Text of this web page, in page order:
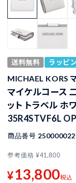
送料無料 ラッピ
MICHAEL KORS
マイケルコース
ット トラベル ホ
35R4STVF6L
商品番号
参考価格 ¥41,800
¥13,800税込